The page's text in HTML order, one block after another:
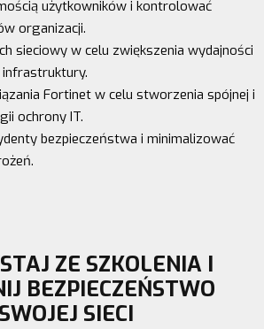
użytkowników i kontrolować
organizacji.
sieciowy w celu zwiększenia wydajności
Fortinet w celu stworzenia spójnej i
ochrony IT.
bezpieczeństwa i minimalizować
ZE SZKOLENIA I
BEZPIECZEŃSTWO
SWOJEJ SIECI